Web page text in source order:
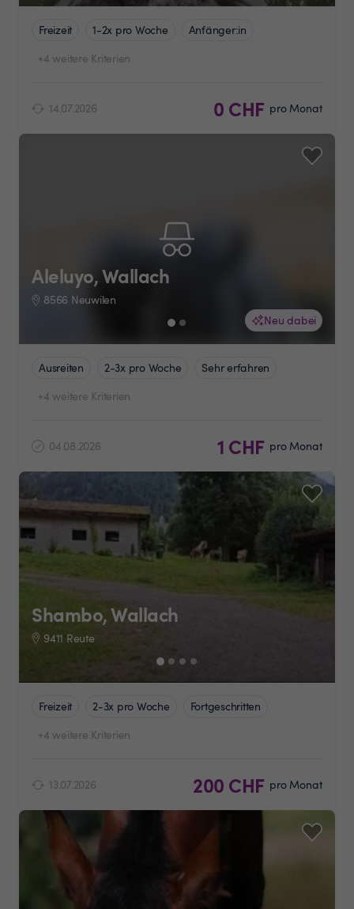
Freizeit 1-2x pro Woche
Anfänger:in
+4 weitere Kriterien
14.07.2026 0 CHF pro Monat
Neu dabei
Aleluyo, Wallach
8566 Neuwilen
Ausreiten 2-3x pro Woche
Sehr erfahren
+4 weitere Kriterien
04.08.2026 1 CHF pro Monat
Shambo, Wallach
9411 Reute
Freizeit 2-3x pro Woche
Fortgeschritten
+4 weitere Kriterien
13.07.2026 200 CHF pro Monat